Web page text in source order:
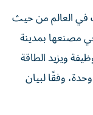
في العالم من حيث
مصنعها بمدينة
مما سيخلق أكثر من 2000 وظيفة ويزيد الطاقة
للمصنع بمقدار 150 ألف وحدة، وفقًا لبيان